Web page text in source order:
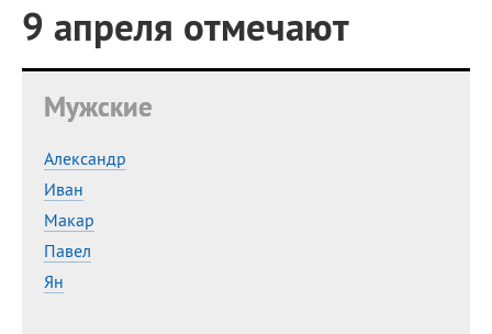
9 апреля отмечают
Мужские
Александр
Иван
Макар
Павел
Ян
09.08 День победы русского